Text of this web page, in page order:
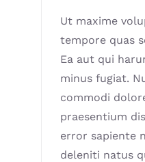
Ut maxime
tempore quas
Ea aut qui
minus fugiat.
commodi
praesentium
error sapiente
deleniti natus